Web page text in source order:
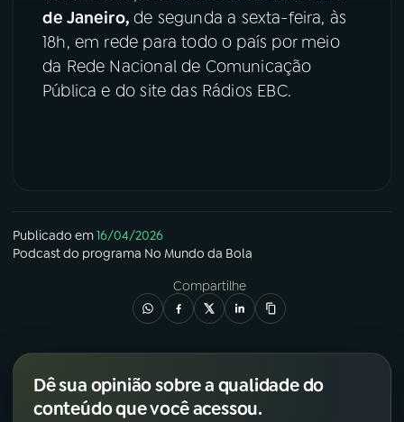
de Janeiro,de segunda a sexta-feira, às
18h, em rede para todo o país por meio
da Rede Nacional de Comunicação
Pública e do site das Rádios EBC.
Publicado em16/04/2026
Podcastdo programa No Mundo da Bola
Compartilhe
Dê sua opinião sobre a qualidade do
conteúdo que você acessou.